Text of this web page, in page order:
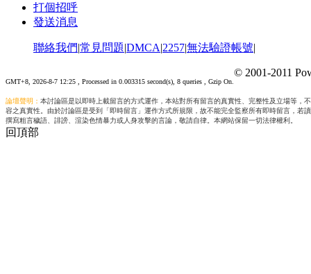
打個招呼
發送消息
聯絡我們|常見問題|DMCA|2257|無法驗證帳號|
GMT+8, 2026-8-7 12:25 , Processed in 0.003315 second(s), 8 queries , Gzip On.
© 2001-2011
論壇聲明： 本討論區是以即時上載留言的方式運作，本站對所有留言的真實性、完整性及立場等
容之真實性。由於討論區是受到「即時留言」運作方式所規限，故不能完全監察所有即時留言，
撰寫粗言穢語、誹謗、渲染色情暴力或人身攻擊的言論，敬請自律。本網站保留一切法律權利。
回頂部